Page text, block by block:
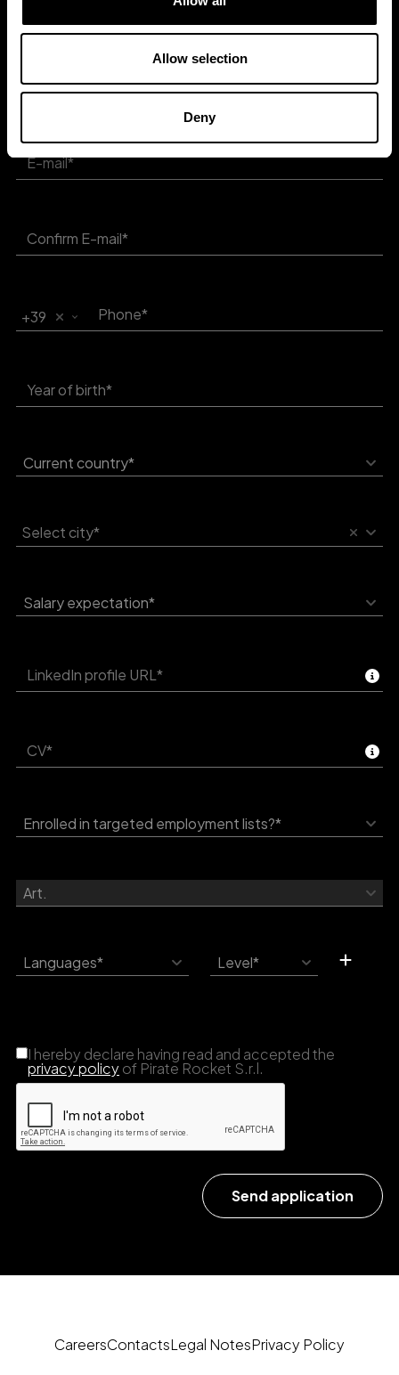
Allow selection
Deny
+39
Current country*
Select city*
Salary expectation*
CV*
Enrolled in targeted employment lists?*
Art.
Languages* Level*
I hereby declare having read and accepted the
privacy policy of Pirate Rocket S.r.l.
Send application
CareersContactsLegal NotesPrivacy Policy